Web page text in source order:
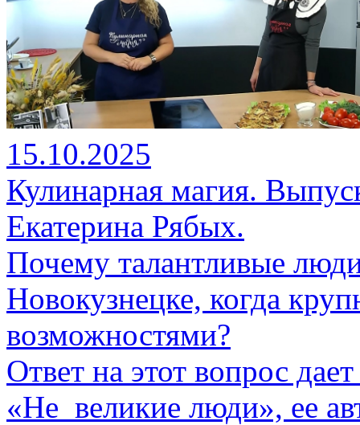
15.10.2025
Кулинарная магия.
Екатерина Рябых.
Почему талантливые
Новокузнецке, когда
возможностями?
Ответ на этот вопрос
«Не_великие люди», ее